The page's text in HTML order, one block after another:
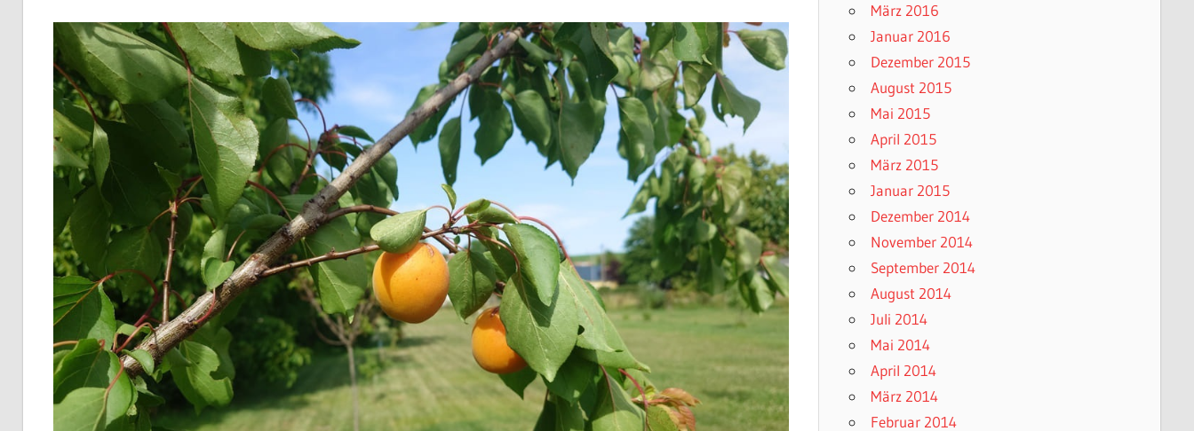
März 2016
Januar 2016
Dezember 2015
August 2015
Mai 2015
April 2015
März 2015
Januar 2015
Dezember 2014
November 2014
September 2014
August 2014
Juli 2014
Mai 2014
April 2014
März 2014
Februar 2014